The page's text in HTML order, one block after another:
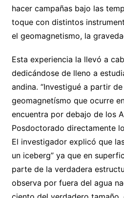
hacer campañas bajo las
toque con distintos
el geomagnetismo, la
Esta experiencia la llevó a
dedicándose de lleno a
andina. “Investigué a partir
geomagnetísmo que ocurre
encuentra por debajo de los
Posdoctorado directamente
El investigador explicó que
un iceberg” ya que en
parte de la verdadera
observa por fuera del agua